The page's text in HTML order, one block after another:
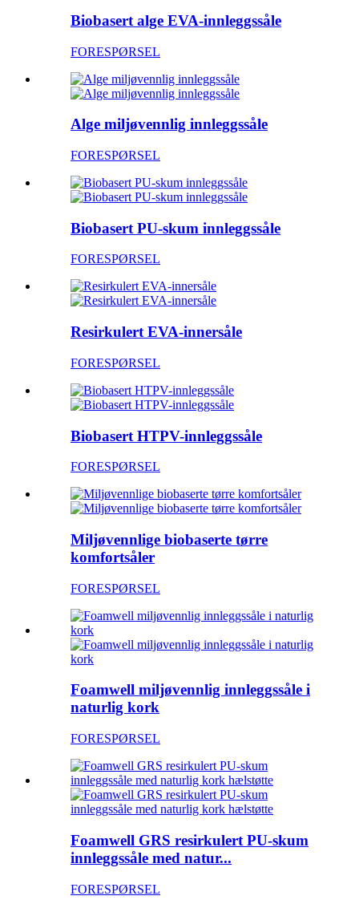
Biobasert alge EVA-innleggssåle
FORESPØRSEL
Alge miljøvennlig innleggssåle
FORESPØRSEL
Biobasert PU-skum innleggssåle
FORESPØRSEL
Resirkulert EVA-innersåle
FORESPØRSEL
Biobasert HTPV-innleggssåle
FORESPØRSEL
Miljøvennlige biobaserte tørre
komfortsåler
FORESPØRSEL
Foamwell miljøvennlig innleggssåle i
naturlig kork
FORESPØRSEL
Foamwell GRS resirkulert PU-skum
innleggssåle med natur...
FORESPØRSEL